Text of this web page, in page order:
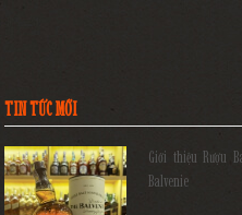
TIN TỨC MỚI
Giới thiệu Rượu
Balvenie